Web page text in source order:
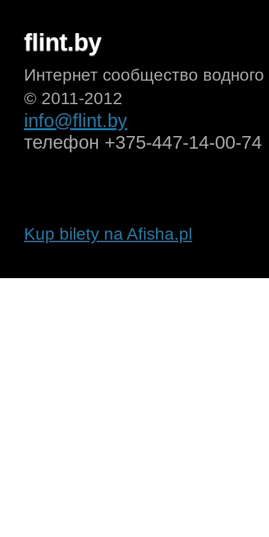
flint.by
Интернет сообщество
© 2011-2012
info@flint.by
телефон +375-447-14-00-74
Kup bilety na Afisha.pl